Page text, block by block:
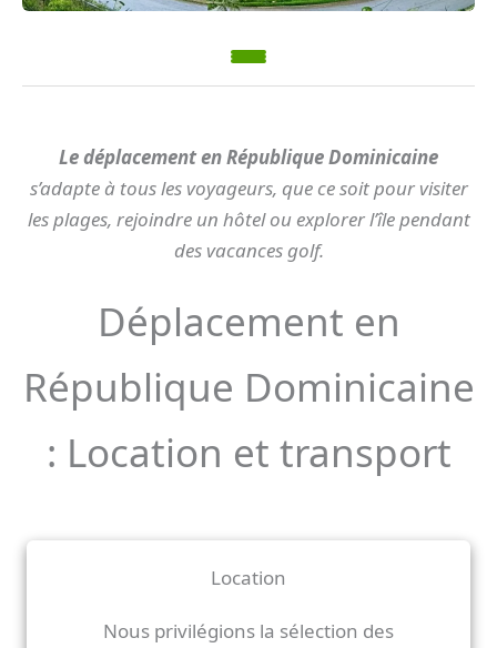
Le déplacement en République Dominicaine
s’adapte à tous les voyageurs, que ce soit pour visiter
les plages, rejoindre un hôtel ou explorer l’île pendant
des vacances golf.
Déplacement en
République Dominicaine
: Location et transport
Location
Nous privilégions la sélection des